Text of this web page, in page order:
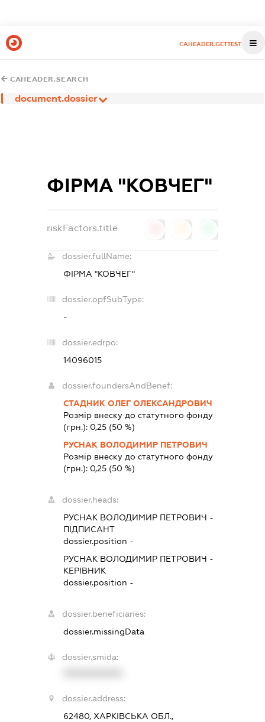
CAHEADER.GETTEST
CAHEADER.SEARCH
document.dossier
ФІРМА "КОВЧЕГ"
riskFactors.title
dossier.fullName:
ФІРМА "КОВЧЕГ"
dossier.opfSubType:
-
dossier.edrpo:
14096015
dossier.foundersAndBenef:
СТАДНИК ОЛЕГ ОЛЕКСАНДРОВИЧ
Розмір внеску до статутного фонду
(грн.): 0,25(50 %)
РУСНАК ВОЛОДИМИР ПЕТРОВИЧ
Розмір внеску до статутного фонду
(грн.): 0,25(50 %)
dossier.heads:
РУСНАК ВОЛОДИМИР ПЕТРОВИЧ -
ПІДПИСАНТ
dossier.position -
РУСНАК ВОЛОДИМИР ПЕТРОВИЧ -
КЕРІВНИК
dossier.position -
dossier.beneficiaries:
dossier.missingData
dossier.smida:
dossier.address:
62480, ХАРКІВСЬКА ОБЛ.,